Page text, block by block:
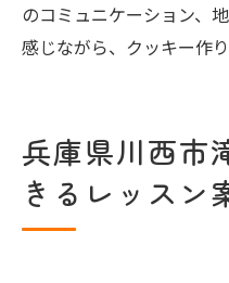
のコミュニケーション、
感じながら、クッキー作
兵庫県川西市
きるレッスン